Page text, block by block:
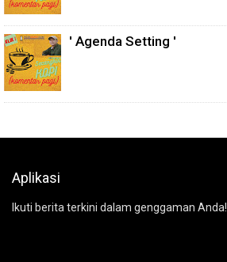
' Agenda Setting '
Aplikasi
Ikuti berita terkini dalam genggaman Anda!